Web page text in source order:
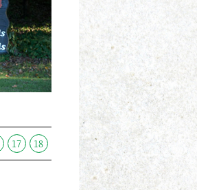
17 18